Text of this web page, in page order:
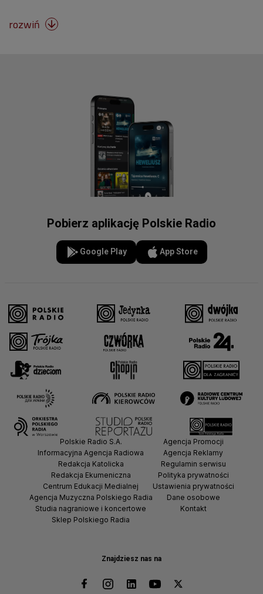
rozwiń 
Pobierz aplikację Polskie Radio
Google Play App Store
Znajdziesz nas na
Polskie Radio S.A.
Informacyjna Agencja Radiowa
Redakcja Katolicka
Redakcja Ekumeniczna
Centrum Edukacji Medialnej
Agencja Muzyczna Polskiego Radia
Studia nagraniowe i koncertowe
Sklep Polskiego Radia
Agencja Promocji
Agencja Reklamy
Regulamin serwisu
Polityka prywatności
Ustawienia prywatności
Dane osobowe
Kontakt